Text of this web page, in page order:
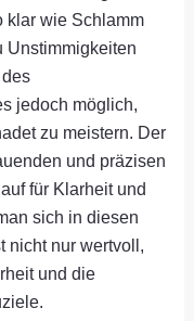
klar wie Schlamm
Unstimmigkeiten
jedoch möglich,
zu meistern. Der
und präzisen
für Klarheit und
sich in diesen
nicht nur wertvoll,
und die